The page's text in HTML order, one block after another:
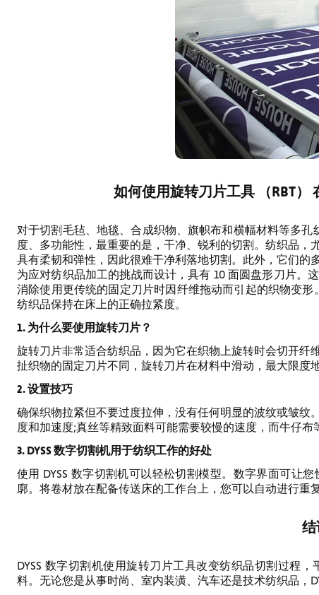
如何使用旋转刀片工具 （RBT）
对于切割毛毡、地毯、合成织物、旗帜布和横幅材料等多孔
度、多功能性，最重要的是，干净、锐利的切割。纺织品
具有柔韧和弹性，因此很难干净利落地切割。此外，它们
为应对纺织品加工的挑战而设计，具有 10 面圆盘形刀片。
消除使用更传统的固定刀片时因纤维拖动而引起的织物变
纺织品保持在床上的正确拉紧度。
1. 为什么要使用旋转刀片？
旋转刀片非常适合纺织品，因为它在织物上旋转时会切开
扯织物的固定刀片不同，旋转刀片在材料中滑动，最大限度
2. 设置技巧
确保织物拉紧但不要过度拉伸，没有任何明显的波纹或皱
度和加速度;真丝等精致面料可能需要较慢的速度，而牛仔布
3. DYSS 数字切割机用于纺织工作的好处
使用 DYSS 数字切割机可以轻松切割模型。数字界面可让
廓。将卷材放在配备传送床的工作台上，您可以自动进行重
结
DYSS 数字切割机使用旋转刀片工具改变纺织品切割过程
料。无论您是从事时尚、室内装潢、汽车还是技术纺织品，